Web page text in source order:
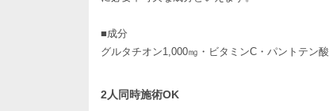
■成分
グルタチオン1,000㎎・ビタミンC・パントテン酸
2人同時施術OK